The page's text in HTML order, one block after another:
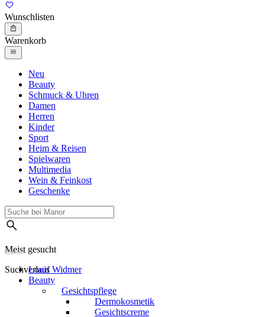
Wunschlisten
Warenkorb
Neu
Beauty
Schmuck & Uhren
Damen
Herren
Kinder
Sport
Heim & Reisen
Spielwaren
Multimedia
Wein & Feinkost
Geschenke
Meist gesucht
SuchverlaufLouis Widmer
Beauty
Gesichtspflege
Dermokosmetik
Gesichtscreme